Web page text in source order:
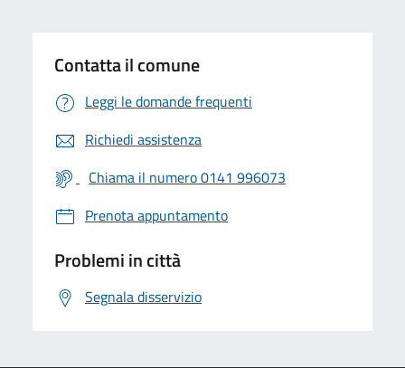
Contatta il comune
Leggi le domande frequenti
Richiedi assistenza
Chiama il numero 0141 996073
Prenota appuntamento
Problemi in città
Segnala disservizio